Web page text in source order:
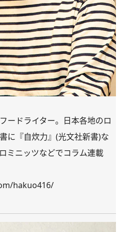
ードライター。日本各地のロ
に『自炊力』(光文社新書)な
ミニッツなどでコラム連載
hakuo416/